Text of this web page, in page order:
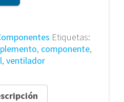
Etiquetas:
, componente,
, ventilador